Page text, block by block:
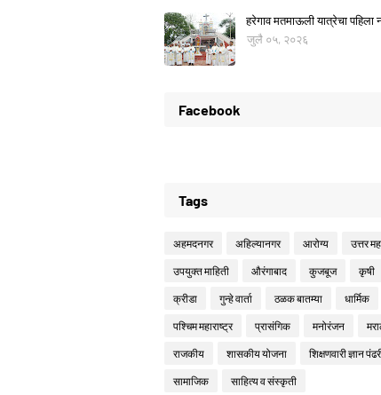
हरेगाव मतमाऊली यात्रेचा पहिला
जुलै ०५, २०२६
Facebook
Tags
अहमदनगर अहिल्यानगर आरोग्य उत्तर
उपयुक्त माहिती औरंगाबाद कुजबूज कृषी
क्रीडा गुन्हे वार्ता ठळक बातम्या धार्मिक
पश्चिम महाराष्ट्र प्रासंगिक मनोरंजन
राजकीय शासकीय योजना शिक्षणवारी ज्ञान
सामाजिक साहित्य व संस्कृती